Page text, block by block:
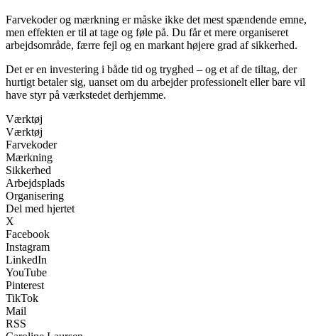
Farvekoder og mærkning er måske ikke det mest spændende emne,
men effekten er til at tage og føle på. Du får et mere organiseret
arbejdsområde, færre fejl og en markant højere grad af sikkerhed.
Det er en investering i både tid og tryghed – og et af de tiltag, der
hurtigt betaler sig, uanset om du arbejder professionelt eller bare vil
have styr på værkstedet derhjemme.
Værktøj
Værktøj
Farvekoder
Mærkning
Sikkerhed
Arbejdsplads
Organisering
Del med hjertet
X
Facebook
Instagram
LinkedIn
YouTube
Pinterest
TikTok
Mail
RSS